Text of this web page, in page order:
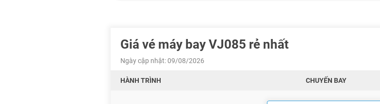
Giá vé máy bay VJ085 rẻ nhất
Ngày cập nhật: 09/08/2026
HÀNH TRÌNH CHUYẾN BAY